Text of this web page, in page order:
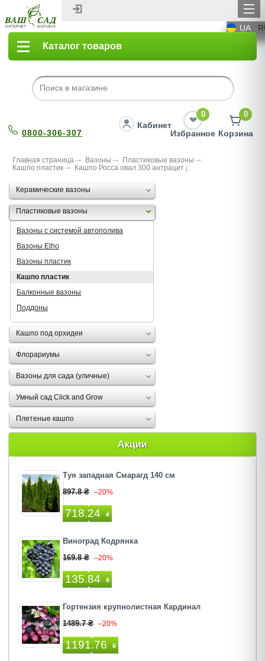
UA
Каталог товаров
0800-306-307
Кабинет
0
Избранное
0
Корзина
Главная страница Вазоны
Пластиковые вазоны
Кашпо пластик
Кашпо Росса овал 300 антрацит
Керамические вазоны
Пластиковые вазоны
Вазоны с системой автополива
Вазоны Elho
Вазоны пластик
Кашпо пластик
Балконные вазоны
Поддоны
Кашпо под орхидеи
Флорариумы
Вазоны для сада (уличные)
Умный сад Click and Grow
Плетеные кашпо
Акции
Туя западная Смарагд 140 см
897.8 ₴ –20%
718.24 ₴
Виноград Кодрянка
169.8 ₴ –20%
135.84 ₴
Гортензия крупнолистная Кардинал
1489.7 ₴ –20%
1191.76 ₴